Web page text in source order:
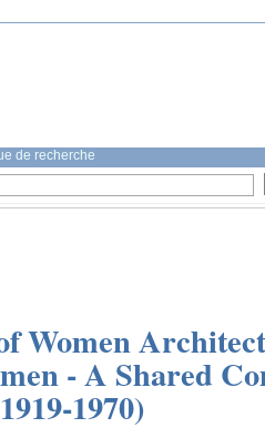
de recherche
Women
- A Shared
1970)